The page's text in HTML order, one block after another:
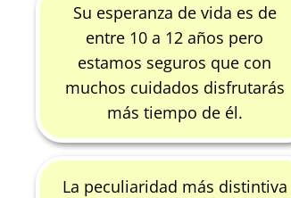
Su esperanza de vida es de
entre 10 a 12 años pero
estamos seguros que con
muchos cuidados disfrutarás
más tiempo de él.
La peculiaridad más distintiva